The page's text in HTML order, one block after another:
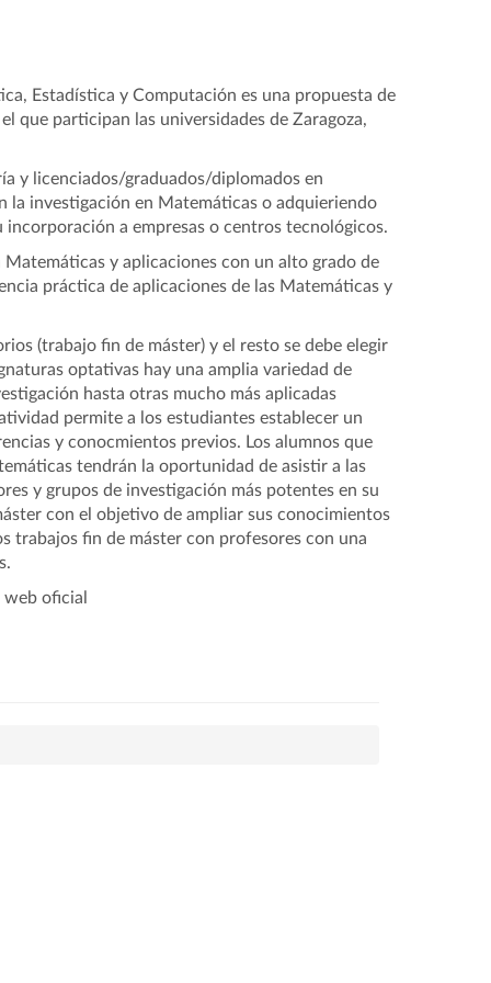
Estadística y Computación es una propuesta de
que participan las universidades de Zaragoza,
y licenciados/graduados/diplomados en
la investigación en Matemáticas o adquieriendo
a empresas o centros tecnológicos.
y aplicaciones con un alto grado de
práctica de aplicaciones de las Matemáticas y
(trabajo fin de máster) y el resto se debe elegir
optativas hay una amplia variedad de
hasta otras mucho más aplicadas
permite a los estudiantes establecer un
y conocmientos previos. Los alumnos que
tendrán la oportunidad de asistir a las
y grupos de investigación más potentes en su
con el objetivo de ampliar sus conocimientos
trabajos fin de máster con profesores con una
oficial